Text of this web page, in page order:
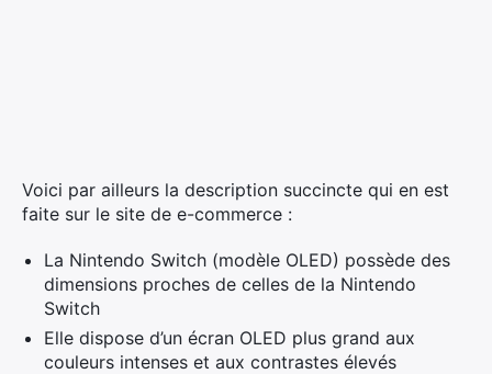
Voici par ailleurs la description succincte qui en est
faite sur le site de e-commerce :
La Nintendo Switch (modèle OLED) possède des
dimensions proches de celles de la Nintendo
Switch
Elle dispose d’un écran OLED plus grand aux
couleurs intenses et aux contrastes élevés